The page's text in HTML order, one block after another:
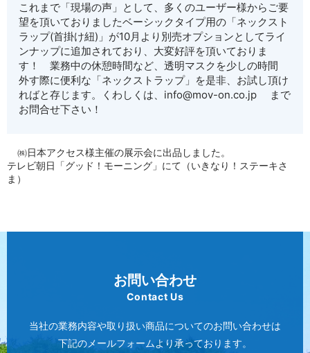
これまで「現場の声」として、多くのユーザー様からご要
望を頂いておりましたベーシックタイプ用の「ネックスト
ラップ(首掛け紐)」が10月より別売オプションとしてライ
ンナップに追加されており、大変好評を頂いておりま
す！ 業務中の休憩時間など、透明マスクを少しの時間
外す際に便利な「ネックストラップ」を是非、お試し頂け
ればと存じます。くわしくは、info@mov-on.co.jp まで
お問合せ下さい！
㈱日本アクセス様主催の展示会に出品しました。
テレビ朝日「グッド！モーニング」にて（いきなり！ステーキさ
ま）
お問い合わせ
Contact Us
当社の業務内容や取り扱い商品についてのお問い合わせは
下記のメールフォームより承っております。